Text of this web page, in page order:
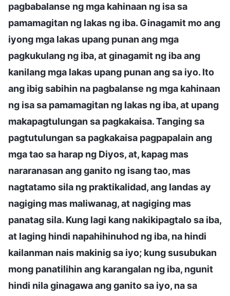
pagbabalanse ng mga kahinaan ng isa sa
pamamagitan ng lakas ng iba. Ginagamit mo ang
iyong mga lakas upang punan ang mga
pagkukulang ng iba, at ginagamit ng iba ang
kanilang mga lakas upang punan ang sa iyo. Ito
ang ibig sabihin na pagbalanse ng mga kahinaan
ng isa sa pamamagitan ng lakas ng iba, at upang
makapagtulungan sa pagkakaisa. Tanging sa
pagtutulungan sa pagkakaisa pagpapalain ang
mga tao sa harap ng Diyos, at, kapag mas
nararanasan ang ganito ng isang tao, mas
nagtatamo sila ng praktikalidad, ang landas ay
nagiging mas maliwanag, at nagiging mas
panatag sila. Kung lagi kang nakikipagtalo sa iba,
at laging hindi napahihinuhod ng iba, na hindi
kailanman nais makinig sa iyo; kung susubukan
mong panatilihin ang karangalan ng iba, ngunit
hindi nila ginagawa ang ganito sa iyo, na sa